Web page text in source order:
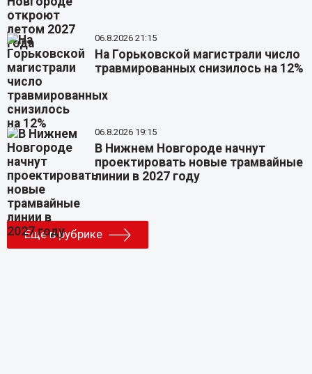
06.8.2026 21:15
На Горьковской магистрали число
травмированных снизилось на 12%
06.8.2026 19:15
В Нижнем Новгороде начнут
проектировать новые трамвайные
линии в 2027 году
Еще в рубрике